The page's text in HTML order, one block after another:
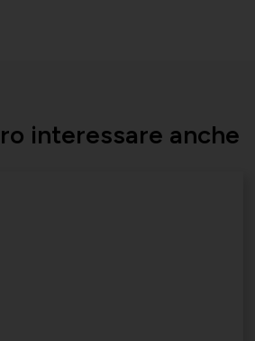
interessare anche